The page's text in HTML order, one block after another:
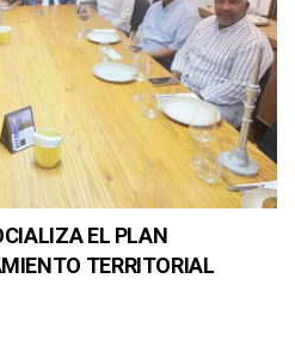
EL PLAN
TERRITORIAL